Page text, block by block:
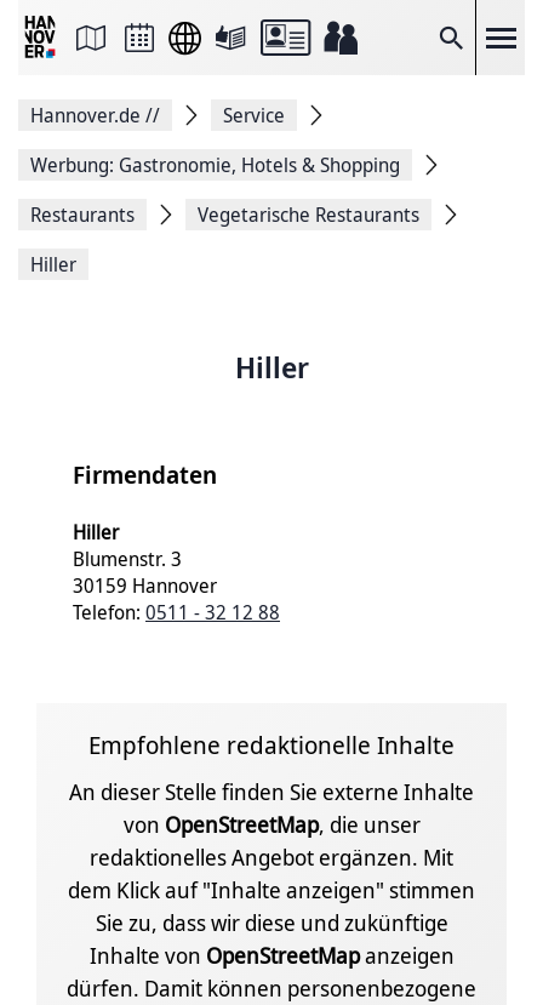
Suche
Seite
Facebook
teilen
Seitenlink
Seite
Hannover.de //
Service
Werbung: Gastronomie, Hotels & Shopping
Restaurants
Vegetarische Restaurants
Hiller
Hiller
Firmendaten
Hiller
Blumenstr. 3
30159 Hannover
Telefon: 0511 - 32 12 88
Empfohlene redaktionelle Inhalte
An dieser Stelle finden Sie externe Inhalte
von OpenStreetMap, die unser
redaktionelles Angebot ergänzen. Mit
dem Klick auf "Inhalte anzeigen" stimmen
Sie zu, dass wir diese und zukünftige
Inhalte von OpenStreetMapanzeigen
dürfen. Damit können personenbezogene